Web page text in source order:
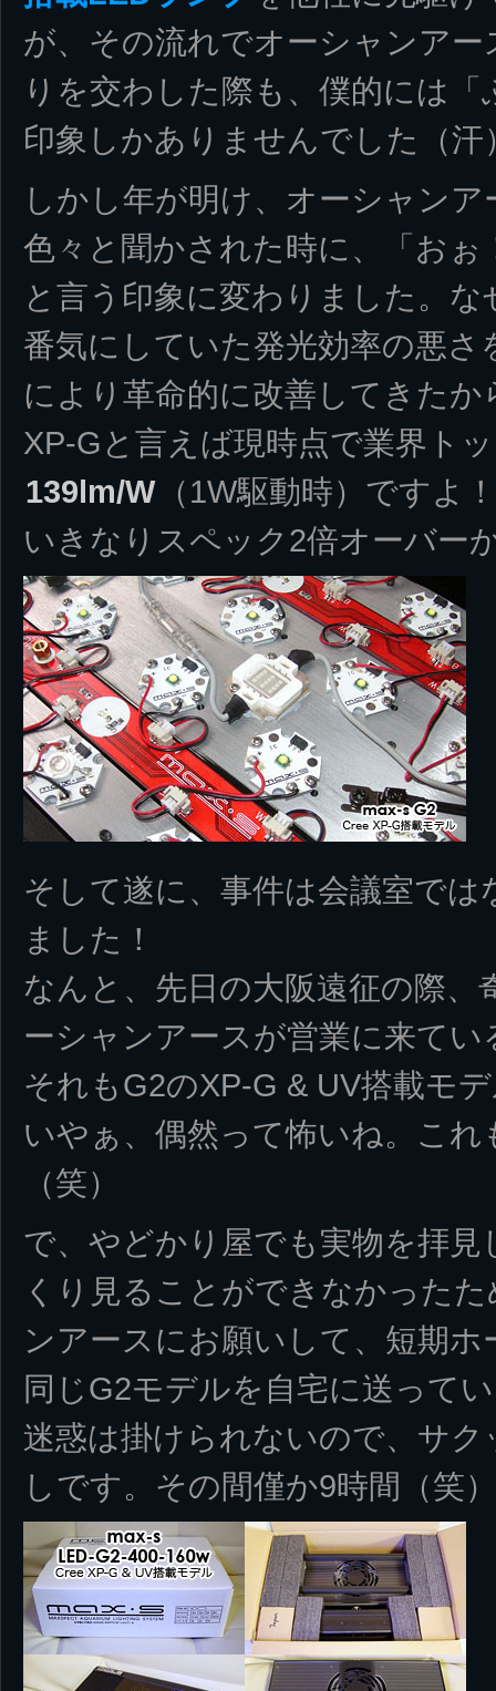
が、その流れでオーシャンア
りを交わした際も、僕的には
印象しかありませんでした（汗
しかし年が明け、オーシャン
色々と聞かされた時に、「お
と言う印象に変わりました。
番気にしていた発光効率の悪さ
により革命的に改善してきたか
XP-Gと言えば現時点で業界ト
139lm/W （1W駆動時）ですよ！
いきなりスペック2倍オーバー
そして遂に、事件は会議室で
ました！
なんと、先日の大阪遠征の際
ーシャンアースが営業に来て
それもG2のXP-G & UV搭載モ
いやぁ、偶然って怖いね。こ
（笑）
で、やどかり屋でも実物を拝
くり見ることができなかった
ンアースにお願いして、短期
同じG2モデルを自宅に送って
迷惑は掛けられないので、サ
しです。その間僅か9時間（笑）